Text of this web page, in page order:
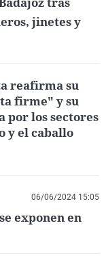
jinetes y
reafirma su
firme" y su
por los sectores
y el caballo
06/06/2024 15:05
exponen en